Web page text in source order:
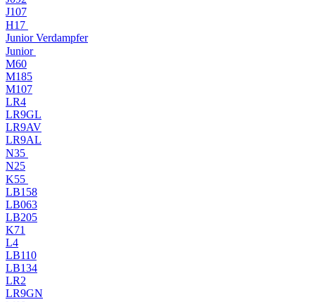
J107
H17
Junior Verdampfer
Junior
M60
M185
M107
LR4
LR9GL
LR9AV
LR9AL
N35
N25
K55
LB158
LB063
LB205
K71
L4
LB110
LB134
LR2
LR9GN